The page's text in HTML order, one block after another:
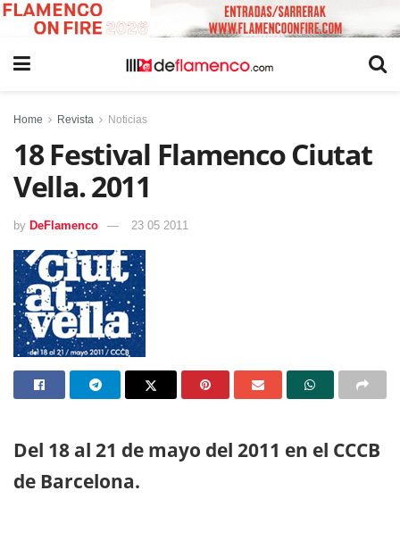
Home Revista Noticias
18 Festival Flamenco Ciutat
Vella. 2011
by DeFlamenco 23 05 2011
Del 18 al 21 de mayo del 2011 en el CCCB
de Barcelona.